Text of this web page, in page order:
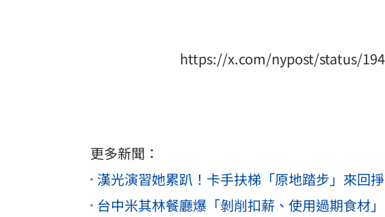
https://x.com/nypost/status/
更多新聞：
漢光演習她累趴！卡手扶梯「原地踏步」來回
台中米其林餐廳爆「剝削扣薪、使用過期食材